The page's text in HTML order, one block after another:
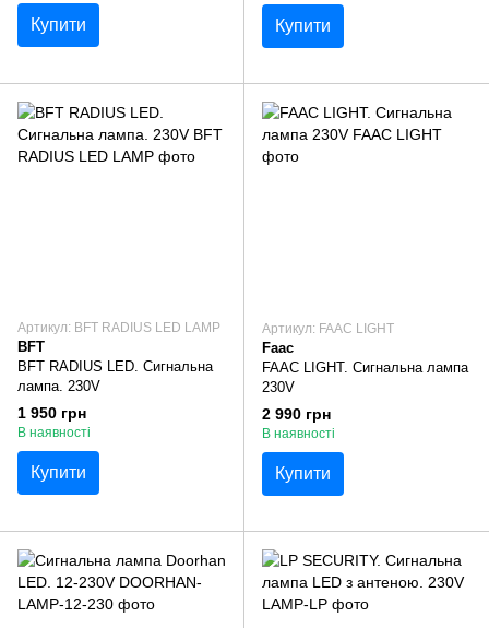
Купити Купити
Артикул: BFT RADIUS LED LAMP
BFT
BFT RADIUS LED. Сигнальна
лампа. 230V
1 950 грн
В наявності
Купити
Артикул: FAAC LIGHT
Faac
FAAC LIGHT. Сигнальна лампа
230V
2 990 грн
В наявності
Купити